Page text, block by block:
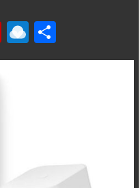
Fl
ip
R
ai
io
有